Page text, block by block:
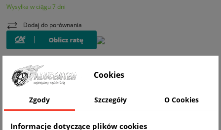
Wysyłka w ciągu 7 dni
Dodaj do porównania
Cookies
Zgody Szczegóły O Cookies
Informacje dotyczące plików cookies